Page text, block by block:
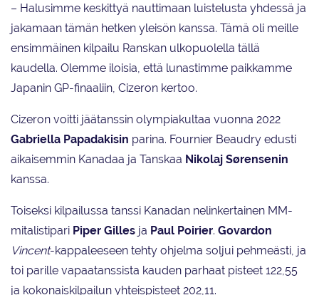
– Halusimme keskittyä nauttimaan luistelusta yhdessä ja
jakamaan tämän hetken yleisön kanssa. Tämä oli meille
ensimmäinen kilpailu Ranskan ulkopuolella tällä
kaudella. Olemme iloisia, että lunastimme paikkamme
Japanin GP-finaaliin, Cizeron kertoo.
Cizeron voitti jäätanssin olympiakultaa vuonna 2022
Gabriella Papadakisin parina. Fournier Beaudry edusti
aikaisemmin Kanadaa ja Tanskaa Nikolaj Sørensenin
kanssa.
Toiseksi kilpailussa tanssi Kanadan nelinkertainen MM-
mitalistipari Piper Gilles ja Paul Poirier. Govardon
Vincent-kappaleeseen tehty ohjelma soljui pehmeästi, ja
toi parille vapaatanssista kauden parhaat pisteet 122,55
ja kokonaiskilpailun yhteispisteet 202,11.